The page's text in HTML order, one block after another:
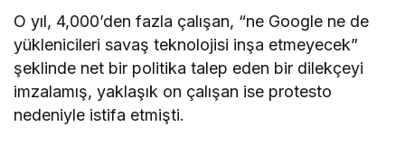
O yıl, 4,000’den fazla çalışan, “ne Google ne de
yüklenicileri savaş teknolojisi inşa etmeyecek”
şeklinde net bir politika talep eden bir dilekçeyi
imzalamış, yaklaşık on çalışan ise protesto
nedeniyle istifa etmişti.